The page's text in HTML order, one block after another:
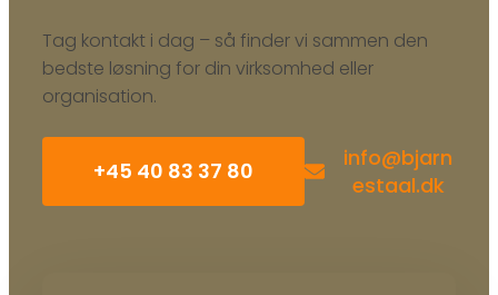
Tag kontakt i dag – så finder vi sammen den
bedste løsning for din virksomhed eller
organisation.
+45 ​​40 83 37 80
info@bjarn
estaal.dk